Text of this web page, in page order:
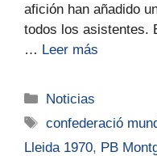
afición han añadido
todos los asistentes.
… Leer más
Noticias
confederació
Lleida 1970, PB